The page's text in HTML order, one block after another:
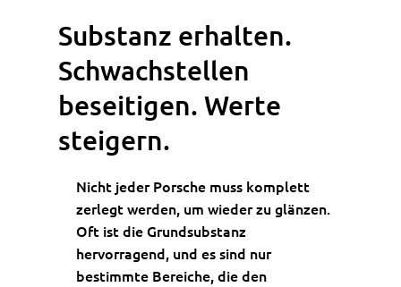
Substanz erhalten.
Schwachstellen
beseitigen. Werte
steigern.
Nicht jeder Porsche muss komplett
zerlegt werden, um wieder zu glänzen.
Oft ist die Grundsubstanz
hervorragend, und es sind nur
bestimmte Bereiche, die den